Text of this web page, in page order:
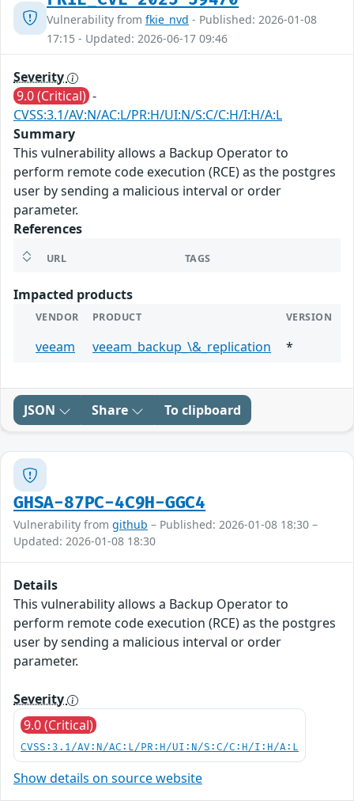
Vulnerability from fkie_nvd - Published: 2026-01-08
17:15 - Updated: 2026-06-17 09:46
Severity
9.0 (Critical) -
CVSS:3.1/AV:N/AC:L/PR:H/UI:N/S:C/C:H/I:H/A:L
Summary
This vulnerability allows a Backup Operator to
perform remote code execution (RCE) as the postgres
user by sending a malicious interval or order
parameter.
References
URL TAGS
Impacted products
VENDOR PRODUCT VERSION
veeam veeam_backup_\&_replication *
JSON Share To clipboard
GHSA-87PC-4C9H-GGC4
Vulnerability from github – Published: 2026-01-08 18:30 –
Updated: 2026-01-08 18:30
Details
This vulnerability allows a Backup Operator to
perform remote code execution (RCE) as the postgres
user by sending a malicious interval or order
parameter.
Severity
9.0 (Critical)
CVSS:3.1/AV:N/AC:L/PR:H/UI:N/S:C/C:H/I:H/A:L
Show details on source website